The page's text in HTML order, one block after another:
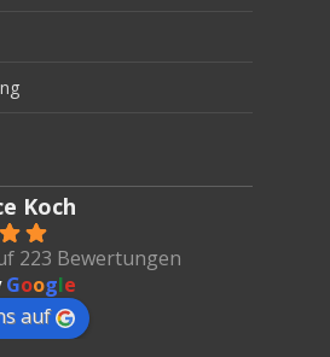
Koch
223 Bewertungen
Google
auf